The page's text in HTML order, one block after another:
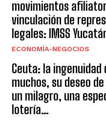
movimientos
vinculación de
legales: IMSS
ECONOMÍA-NEGOCIOS
Ceuta: la ingenuidad
muchos, su deseo
un milagro, una
lotería…